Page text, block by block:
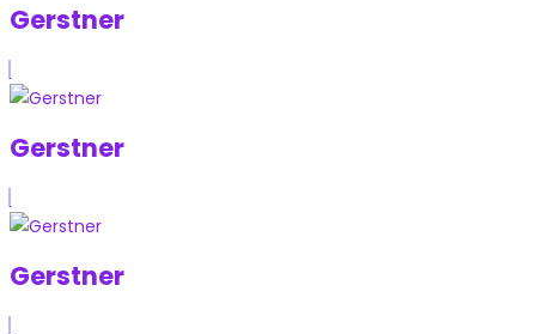
Gerstner
Gerstner
Gerstner